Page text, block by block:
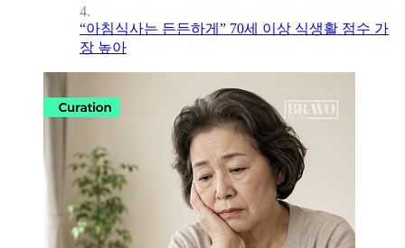
4.
“아침식사는 든든하게” 70세 이상 식생활 점수 가
장 높아